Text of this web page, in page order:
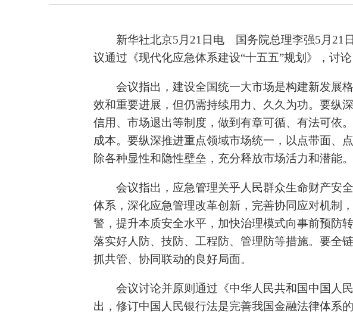
新华社北京5月21日电 国务院总理李强5月21
议通过《现代化应急体系建设“十五五”规划》，讨
会议指出，建设全国统一大市场是构建新发展
效和重要进展，但仍需持续用力、久久为功。要纵
信用、市场退出等制度，做到有章可循、有法可依
成本。要纵深推进重点领域市场统一，以点带面、
除各种显性和隐性壁垒，充分释放市场活力和潜能。
会议指出，应急管理关乎人民群众生命财产安
体系，深化应急管理改革创新，完善协同应对机制
警，提升本质安全水平，加快治理模式向事前预防
落实好人防、技防、工程防、管理防等措施。要全
抓共管、协同联动的良好局面。
会议讨论并原则通过《中华人民共和国中国人
出，修订中国人民银行法是完善我国金融法律体系